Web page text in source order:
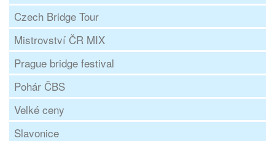
Czech Bridge Tour
Mistrovství ČR MIX
Prague bridge festival
Pohár ČBS
Velké ceny
Slavonice